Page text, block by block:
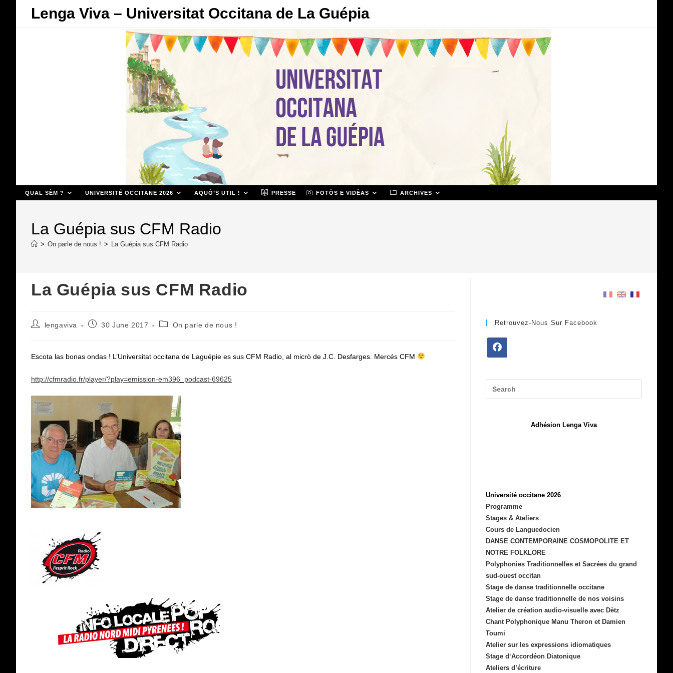
Lenga Viva – Universitat Occitana de La Guépia
QUAL SÈM ? UNIVERSITÉ OCCITANE 2026 AQUÒ’S UTIL ! PRESSE FOTÒS E VIDÈAS ARCHIVES
La Guépia sus CFM Radio
> On parle de nous ! > La Guépia sus CFM Radio
La Guépia sus CFM Radio
Postlengaviva
Post30 June 2017
PostOn parle de nous !
Escota las bonas ondas ! L’Universitat occitana de Laguépie es sus CFM Radio, al micrò de J.C. Desfarges. Mercés CFM
http://cfmradio.fr/player/?play=emission-em396_podcast-69625
Retrouvez-Nous Sur Facebook
new
Adhésion Lenga Viva
Université occitane 2026
Programme
Stages & Ateliers
Cours de Languedocien
DANSE CONTEMPORAINE COSMOPOLITE ET
NOTRE FOLKLORE
Polyphonies Traditionnelles et Sacrées du grand
sud-ouest occitan
Stage de danse traditionnelle occitane
Stage de danse traditionnelle de nos voisins
Atelier de création audio-visuelle avec Dètz
Chant Polyphonique Manu Theron et Damien
Toumi
Atelier sur les expressions idiomatiques
Stage d‘Accordéon Diatonique
Ateliers d’écriture